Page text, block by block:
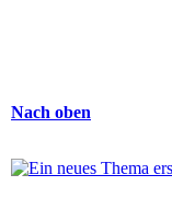
Nach oben